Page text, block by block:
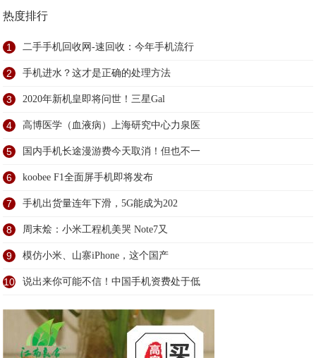
热度排行
1 二手手机回收网-速回收：今年手机流行
2 手机进水？这才是正确的处理方法
3 2020年新机皇即将问世！三星Gal
4 高博医学（血液病）上海研究中心力泉医
5 国内手机长途漫游费今天取消！但也不一
6 koobee F1全面屏手机即将发布
7 手机出货量连年下滑，5G能成为202
8 周末烩：小米工程机美哭 Note7又
9 模仿小米、山寨iPhone，这个国产
10 说出来你可能不信！中国手机资费处于低